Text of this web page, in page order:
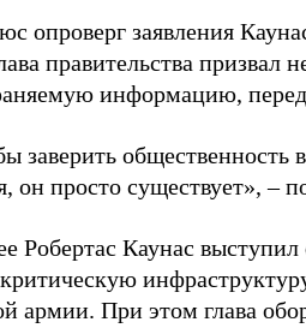
опроверг заявления
правительства призвал
информацию,
заверить общественность
он просто существует», –
Робертас Каунас
критическую
армии. При этом глава